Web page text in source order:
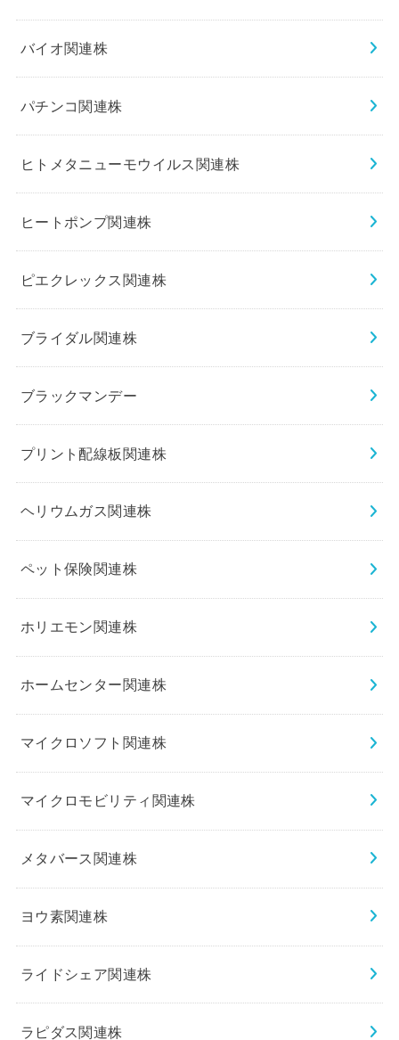
バイオ関連株
パチンコ関連株
ヒトメタニューモウイルス関連株
ヒートポンプ関連株
ピエクレックス関連株
ブライダル関連株
ブラックマンデー
プリント配線板関連株
ヘリウムガス関連株
ペット保険関連株
ホリエモン関連株
ホームセンター関連株
マイクロソフト関連株
マイクロモビリティ関連株
メタバース関連株
ヨウ素関連株
ライドシェア関連株
ラピダス関連株